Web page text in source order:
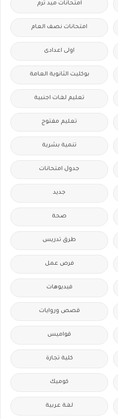
امتحانات ميد ترم
امتحانات نصف العام
اولى اعدادى
بوكليت الثانوية العامة
تعليم لغات اجنبية
تعليم مفتوح
تنمية بشرية
جدول امتحانات
جديد
صحة
طرق تدريس
فرص عمل
فيديوهات
قصص وروايات
قواميس
كلية تجارة
كوميك
لغة عربية